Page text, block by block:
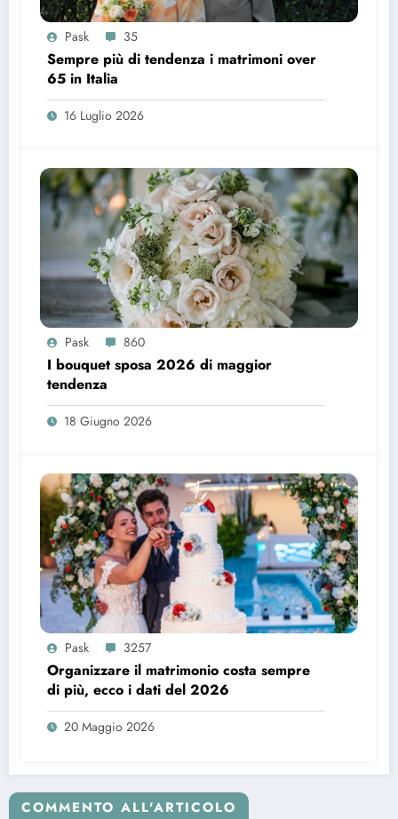
Pask 35
Sempre più di tendenza i matrimoni over
65 in Italia
16 Luglio 2026
Pask 860
I bouquet sposa 2026 di maggior
tendenza
18 Giugno 2026
Pask 3257
Organizzare il matrimonio costa sempre
di più, ecco i dati del 2026
20 Maggio 2026
COMMENTO ALL'ARTICOLO